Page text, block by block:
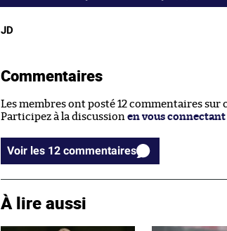
JD
Commentaires
Les membres ont posté 12 commentaires sur
Participez à la discussion en vous connectant
Voir les 12 commentaires
À lire aussi